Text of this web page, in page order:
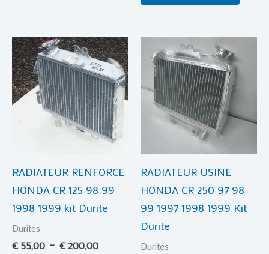
RADIATEUR RENFORCE
HONDA CR 125 98 99
1998 1999 kit Durite
Durites
€ 55,00 – € 200,00
Plage
de
prix :
€ 55,00
à
€ 200,00
Ce
produit
a
plusieurs
variations.
Les
options
peuvent
être
choisies
RADIATEUR USINE
HONDA CR 250 97 98
99 1997 1998 1999 Kit
Durite
Durites
Plage
de
prix :
€ 55,00
à
€ 200,00
être